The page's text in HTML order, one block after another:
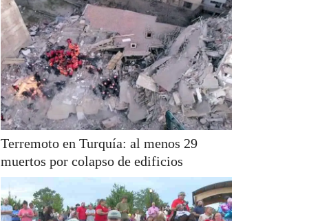
Terremoto en Turquía: al menos 29
muertos por colapso de edificios